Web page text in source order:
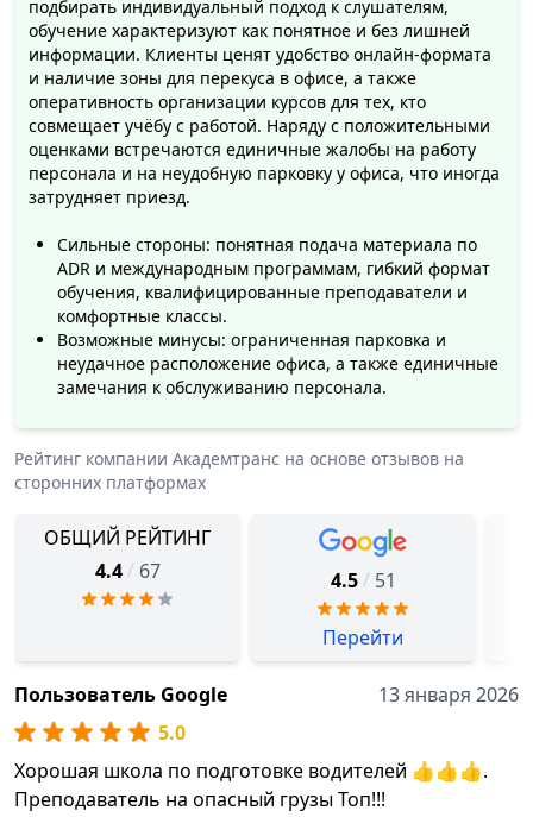
подбирать индивидуальный подход к слушателям,
обучение характеризуют как понятное и без лишней
информации. Клиенты ценят удобство онлайн-формата
и наличие зоны для перекуса в офисе, а также
оперативность организации курсов для тех, кто
совмещает учёбу с работой. Наряду с положительными
оценками встречаются единичные жалобы на работу
персонала и на неудобную парковку у офиса, что иногда
затрудняет приезд.
Сильные стороны: понятная подача материала по
ADR и международным программам, гибкий формат
обучения, квалифицированные преподаватели и
комфортные классы.
Возможные минусы: ограниченная парковка и
неудачное расположение офиса, а также единичные
замечания к обслуживанию персонала.
Рейтинг компании Академтранс на основе отзывов на
сторонних платформах
ОБЩИЙ РЕЙТИНГ
4.4 / 67 4.5 / 51
Перейти
Пользователь Google
13 января 2026
5.0
Хорошая школа по подготовке водителей 👍👍👍.
Преподаватель на опасный грузы Топ!!!